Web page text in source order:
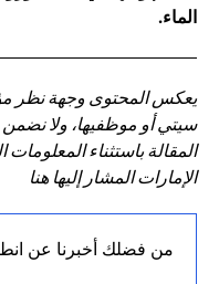
الماء.
يعكس المحتوى وجهة نظر
سيتي أو موظفيها، ولا نضمن
المقالة باستثناء
الإمارات المشار إليها هنا
من فضلك أخبرنا عن